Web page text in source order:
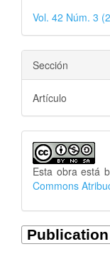
Vol. 42 Núm. 3
Sección
Artículo
Esta obra está
Commons